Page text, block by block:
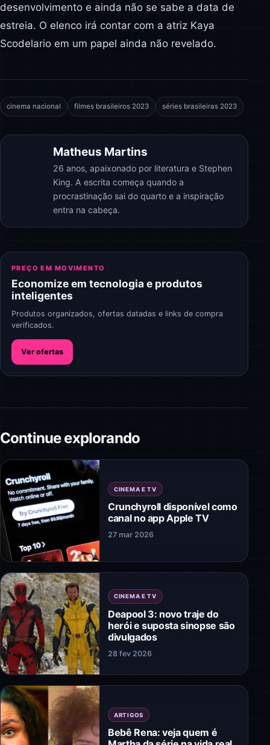
desenvolvimento e ainda não se sabe a data de
estreia. O elenco irá contar com a atriz Kaya
Scodelario em um papel ainda não revelado.
cinema nacional filmes brasileiros 2023 séries brasileiras 2023
Matheus Martins
26 anos, apaixonado por literatura e Stephen
King. A escrita começa quando a
procrastinação sai do quarto e a inspiração
entra na cabeça.
PREÇO EM MOVIMENTO
Economize em tecnologia e produtos
inteligentes
Produtos organizados, ofertas datadas e links de compra
verificados.
Ver ofertas
Continue explorando
CINEMA E TV
Crunchyroll disponível como
canal no app Apple TV
27 mar 2026
CINEMA E TV
Deapool 3: novo traje do
herói e suposta sinopse são
divulgados
28 fev 2026
ARTIGOS
Bebê Rena: veja quem é